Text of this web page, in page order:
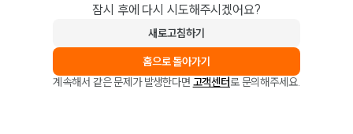
잠시 후에 다시 시도해주시겠어요?
새로고침하기
홈으로 돌아가기
계속해서 같은 문제가 발생한다면 고객센터로 문의해주세요.